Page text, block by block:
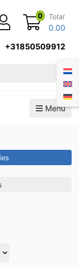
+31850509912
0 Total
0.00
Menu